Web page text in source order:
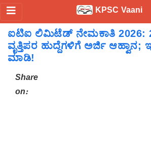
KPSC Vaani
ಐಟಿಐ ಲಿಮಿಟೆಡ್ ನೇಮಕಾತಿ 2026:
ವೃತ್ತಿಪರ ಹುದ್ದೆಗಳಿಗೆ ಅರ್ಜಿ ಆಹ್ವಾನ;
ಮಾಡಿ!
Share
on: